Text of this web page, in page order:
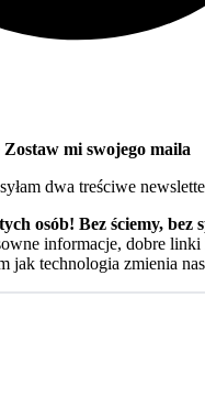
Zostaw mi swojego maila
dwa treściwe
osób! Bez ściemy, bez
informacje, dobre
jak technologia zmienia